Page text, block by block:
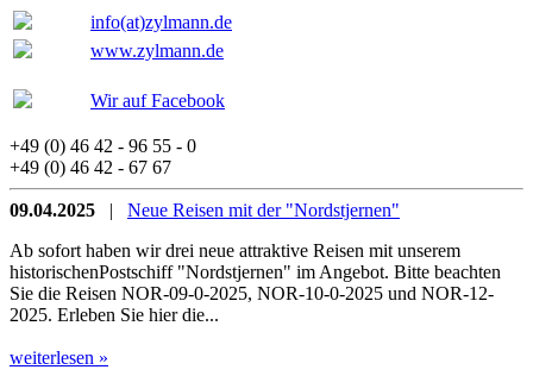
info(at)zylmann.de
www.zylmann.de
Wir auf Facebook
+49 (0) 46 42 - 96 55 - 0
+49 (0) 46 42 - 67 67
09.04.2025 | Neue Reisen mit der "Nordstjernen"
Ab sofort haben wir drei neue attraktive Reisen mit unserem
historischenPostschiff "Nordstjernen" im Angebot. Bitte beachten
Sie die Reisen NOR-09-0-2025, NOR-10-0-2025 und NOR-12-
2025. Erleben Sie hier die...
weiterlesen »